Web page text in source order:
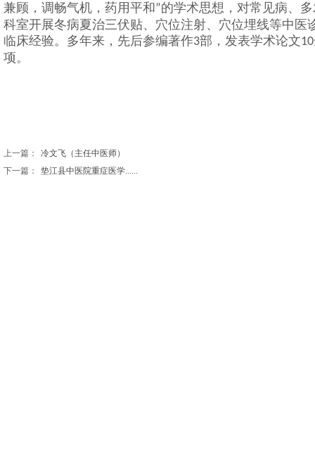
兼顾，调畅气机，药用平和”的学术思想，对常见病、
科室开展冬病夏治三伏贴、穴位注射、穴位埋线等中医
临床经验。多年来，先后参编著作3部，发表学术论文10
项。
上一篇：
冷文飞（主任中医师）
下一篇：
垫江县中医院重症医学......